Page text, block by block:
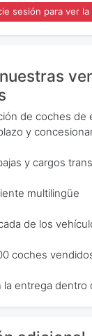
sesión para ver la
de coches de
y
y cargos
multilingüe
de los
coches
entrega dentro